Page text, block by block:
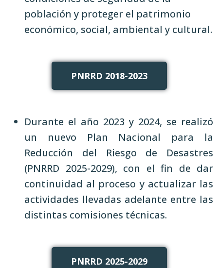
población y proteger el patrimonio
económico, social, ambiental y cultural.
PNRRD 2018-2023
Durante el año 2023 y 2024, se realizó
un nuevo Plan Nacional para la
Reducción del Riesgo de Desastres
(PNRRD 2025-2029), con el fin de dar
continuidad al proceso y actualizar las
actividades llevadas adelante entre las
distintas comisiones técnicas.
PNRRD 2025-2029